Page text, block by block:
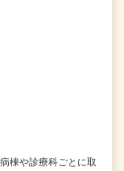
棟や診療科ごとに取